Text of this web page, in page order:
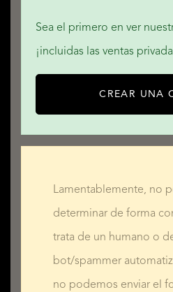
Sea el primero en ver
¡incluidas las ventas
CREAR UNA
Lamentablemente, no
determinar de forma
trata de un humano o
bot/spammer
no podemos enviar el